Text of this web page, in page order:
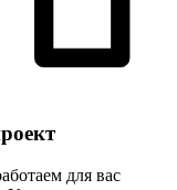
для вас